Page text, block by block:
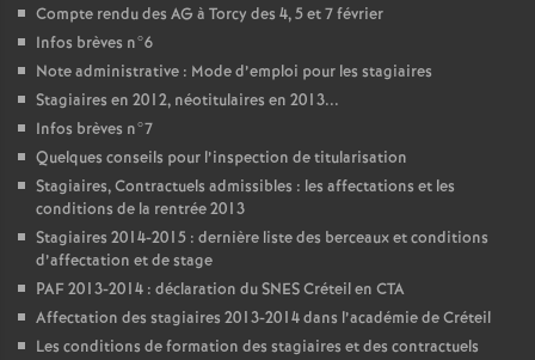
Compte rendu des AG à Torcy des 4, 5 et 7 février
Infos brèves n°6
Note administrative : Mode d’emploi pour les stagiaires
Stagiaires en 2012, néotitulaires en 2013...
Infos brèves n°7
Quelques conseils pour l’inspection de titularisation
Stagiaires, Contractuels admissibles : les affectations et les
conditions de la rentrée 2013
Stagiaires 2014-2015 : dernière liste des berceaux et conditions
d’affectation et de stage
PAF2013-2014 : déclaration duSNESCréteil en CTA
Affectation des stagiaires 2013-2014 dans l’académie de Créteil
Les conditions de formation des stagiaires et des contractuels